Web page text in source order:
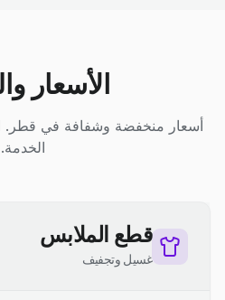
الأسعار
أسعار منخفضة وشفافة في قطر.
الخدمة.
قطع الملابس
غسيل وتجفيف